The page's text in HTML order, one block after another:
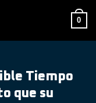
0
Tiempo
que su